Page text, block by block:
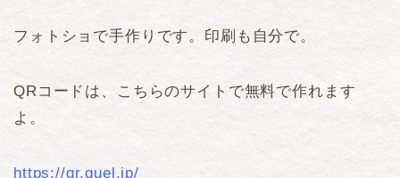
フォトショで手作りです。印刷も自分で。
QRコードは、こちらのサイトで無料で作れます
よ。
https://qr.quel.jp/